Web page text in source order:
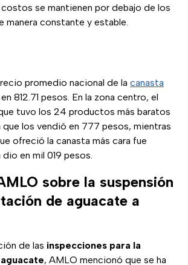
se mantienen por debajo de los
manera constante y estable.
promedio nacional de la canasta
812.71 pesos. En la zona centro, el
tuvo los 24 productos más baratos
que los vendió en 777 pesos, mientras
ofreció la canasta más cara fue
dio en mil 019 pesos.
sobre la suspensión
de aguacate a
de las inspecciones para la
, AMLO mencionó que se ha